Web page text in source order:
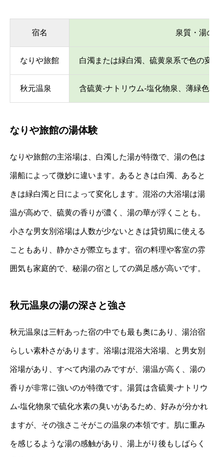
宿名 泉質・湯の
なりや旅館 白濁または緑白濁、硫黄泉系で色の変
秋元温泉 含硫黄‐ナトリウム‐塩化物泉、薄緑色
なりや旅館の湯体験
なりや旅館の主浴場は、白濁した湯が特徴で、湯の色は
湯船によって微妙に違います。あるときは白濁、あると
きは緑白濁と日によって変化します。混浴の大浴場は湯
温が高めで、硫黄の香りが濃く、湯の華が浮くことも。
小さな男女別浴場は人数が少ないときは貸切風に使える
こともあり、静かさが際立ちます。宿の料理や客室の雰
囲気も家庭的で、秘湯の宿としての満足感が高いです。
秋元温泉の湯の深さと強さ
秋元温泉は三軒あった宿の中でも最も奥にあり、湯治宿
らしい素朴さがあります。浴場は混浴大浴場、と男女別
浴場があり、すべて内湯のみですが、湯温が高く、湯の
香りが非常に強いのが特徴です。湯質は含硫黄‐ナトリウ
ム‐塩化物泉で硫化水素の臭いがあるため、好みが分かれ
ますが、その強さこそがこの温泉の本領です。肌に重み
を感じるような湯の感触があり、湯上がり後もしばらく